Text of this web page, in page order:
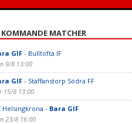
KOMMANDE MATCHER
GIF- Bulltofta IF
9/8 13:00
GIF- Staffanstorp Södra FF
15/8 13:00
Helsingkrona - Bara GIF
23/8 16:00